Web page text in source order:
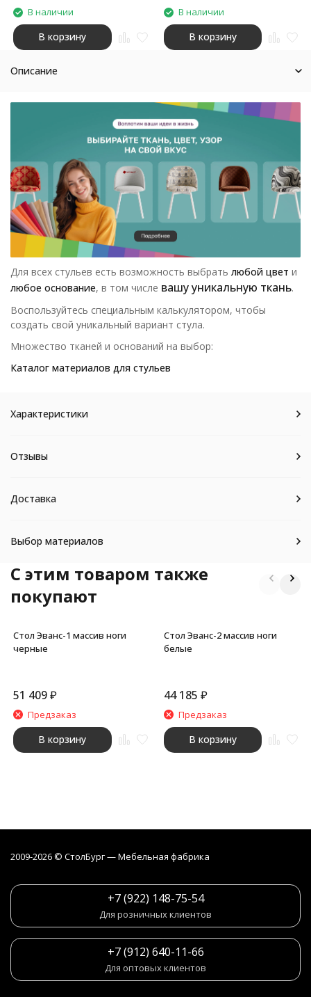
В наличии
В корзину
В наличии
В корзину
Описание
Для всех стульев есть возможность выбрать любой цвет и
любое основание, в том числе вашу уникальную ткань.
Воспользуйтесь специальным калькулятором, чтобы
создать свой уникальный вариант стула.
Множество тканей и оснований на выбор:
Каталог материалов для стульев
Характеристики
Отзывы
Доставка
Выбор материалов
C этим товаром также
покупают
Стол Эванс-1 массив ноги
черные
51 409₽
Предзаказ
В корзину
Стол Эванс-2 массив ноги
белые
44 185 ₽
Предзаказ
В корзину
2009-2026 © СтолБург — Мебeльная фабрика
+7 (922) 148-75-54
Для розничных клиентов
+7 (912) 640-11-66
Для оптовых клиентов